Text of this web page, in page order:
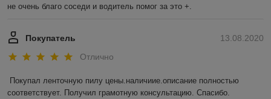
не очень благо соседи и водитель помог за это +.
13.08.2020
Покупатель
Отлично
Покупал ленточную пилу цены.наличиие.описание полностью
соответствует. Получил грамотную консультацию. Спасибо.